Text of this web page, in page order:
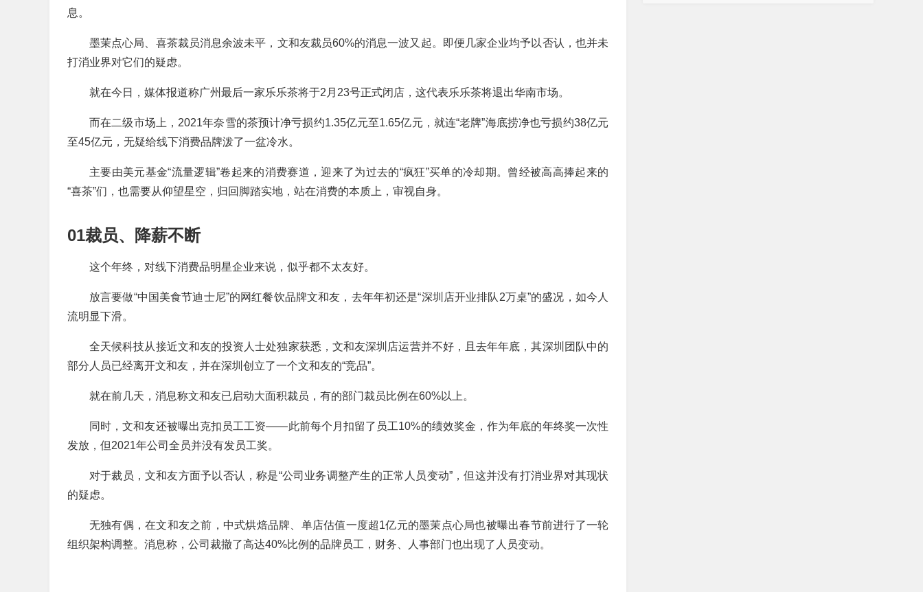
息。
墨茉点心局、喜茶裁员消息余波未平，文和友裁员60%的消息一波又起。即便几家企业均予以否认，也并未
打消业界对它们的疑虑。
就在今日，媒体报道称广州最后一家乐乐茶将于2月23号正式闭店，这代表乐乐茶将退出华南市场。
而在二级市场上，2021年奈雪的茶预计净亏损约1.35亿元至1.65亿元，就连“老牌”海底捞净也亏损约38亿元
至45亿元，无疑给线下消费品牌泼了一盆冷水。
主要由美元基金“流量逻辑”卷起来的消费赛道，迎来了为过去的“疯狂”买单的冷却期。曾经被高高捧起来的
“喜茶”们，也需要从仰望星空，归回脚踏实地，站在消费的本质上，审视自身。
01裁员、降薪不断
这个年终，对线下消费品明星企业来说，似乎都不太友好。
放言要做“中国美食节迪士尼”的网红餐饮品牌文和友，去年年初还是“深圳店开业排队2万桌”的盛况，如今人
流明显下滑。
全天候科技从接近文和友的投资人士处独家获悉，文和友深圳店运营并不好，且去年年底，其深圳团队中的
部分人员已经离开文和友，并在深圳创立了一个文和友的“竞品”。
就在前几天，消息称文和友已启动大面积裁员，有的部门裁员比例在60%以上。
同时，文和友还被曝出克扣员工工资——此前每个月扣留了员工10%的绩效奖金，作为年底的年终奖一次性
发放，但2021年公司全员并没有发员工奖。
对于裁员，文和友方面予以否认，称是“公司业务调整产生的正常人员变动”，但这并没有打消业界对其现状
的疑虑。
无独有偶，在文和友之前，中式烘焙品牌、单店估值一度超1亿元的墨茉点心局也被曝出春节前进行了一轮
组织架构调整。消息称，公司裁撤了高达40%比例的品牌员工，财务、人事部门也出现了人员变动。